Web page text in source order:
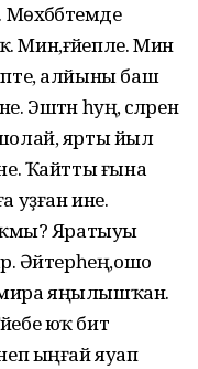
Мин,ғәйепле. Мин
алйыны баш
һуң, әсәләренә
ярты йыл
Ҡайтты ғына
уҙған ине.
Яратыуы
Әйтерһең,ошо
яңылышҡан.
юҡ бит
ыңғай яуап